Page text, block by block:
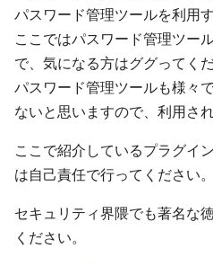
パスワード管理ツールを利用
ここではパスワード管理ツー
で、気になる方はググってくだ
パスワード管理ツールも様々
ないと思いますので、利用さ
ここで紹介しているプラグイ
は自己責任で行ってください。
セキュリティ界隈でも著名な
ください。